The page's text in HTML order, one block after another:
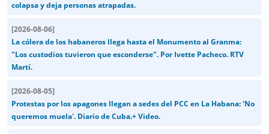
colapsa y deja personas atrapadas.
[2026-08-06]
La cólera de los habaneros llega hasta el Monumento al Granma:
"Los custodios tuvieron que esconderse". Por Ivette Pacheco. RTV
Martí.
[2026-08-05]
Protestas por los apagones llegan a sedes del PCC en La Habana: 'No
queremos muela'. Diario de Cuba.+ Video.